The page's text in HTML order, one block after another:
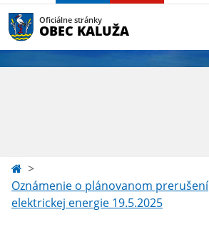
Oficiálne stránky
OBEC KALUŽA
Oznámenie o plánovanom prerušení
elektrickej energie 19.5.2025